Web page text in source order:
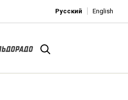
Русский English